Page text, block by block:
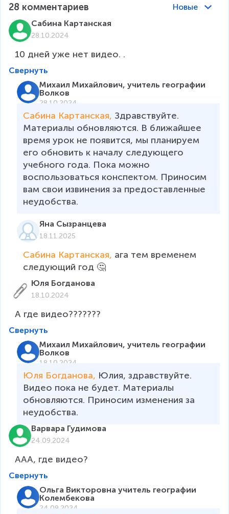
28 комментариев
Новые
Сабина Картанская
28.10.2024
10 дней уже нет видео. .
Свернуть
Михаил Михайлович, учитель географии
Волков
28.10.2024
Сабина Картанская, Здравствуйте.
Материалы обновляются. В ближайшее
время урок не появится, мы планируем
его обновить к началу следующего
учебного года. Пока можно
воспользоваться конспектом. Приносим
вам свои извинения за предоставленные
неудобства.
Яна Сызранцева
18.11.2025
Сабина Картанская, ага тем временем
следующий год 🤔
Юля Богданова
18.10.2024
А где видео???????
Свернуть
Михаил Михайлович, учитель географии
Волков
18.10.2024
Юля Богданова, Юлия, здравствуйте.
Видео пока не будет. Материалы
обновляются. Приносим изменения за
неудобства.
Варвара Гудимова
24.09.2024
ААА, где видео?
Свернуть
Ольга Викторовна учитель географии
Колембекова
24.09.2024